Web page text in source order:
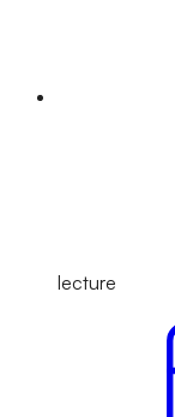
lecture